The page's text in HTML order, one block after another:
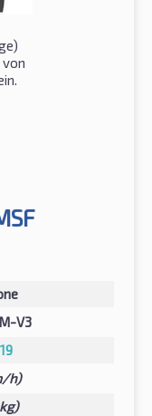
von
V3
h)